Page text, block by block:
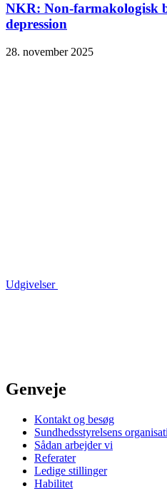
NKR: Non-farmakologisk
depression
28. november 2025
Udgivelser
Genveje
Kontakt og besøg
Sundhedsstyrelsens
Sådan arbejder vi
Referater
Ledige stillinger
Habilitet